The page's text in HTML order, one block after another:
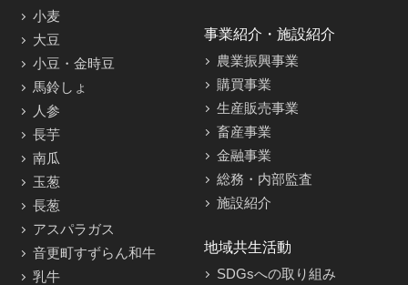
小麦
大豆
小豆・金時豆
馬鈴しょ
人参
長芋
南瓜
玉葱
長葱
アスパラガス
音更町すずらん和牛
乳牛
事業紹介・施設紹介
農業振興事業
購買事業
生産販売事業
畜産事業
金融事業
総務・内部監査
施設紹介
地域共生活動
SDGsへの取り組み